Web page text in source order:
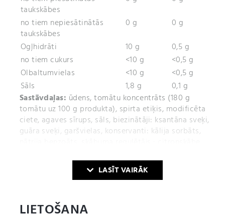
taukskābes
no tiem nepiesātinātās
taukskābes
0 g
0 g
Ogļhidrāti
10 g
0,5 g
no tiem cukurs
<10 g
<0,5 g
Olbaltumvielas
<10 g
<0,5 g
Sāls
1,8 g
0,1 g
Sastāvdaļas: ūdens, tomātu koncentrāts (180 g
tomātu uz 100 g produkta), spirta etiķis, modificēta
ciete, agaves sīrups, sāls, biezinātāji: ksantāna sveķi,
guāra sveķi, garšvielas, konservanti: kālija sorbāts,
Var saturēt pienu (ieskaitot laktozi), selerijas, sojas
LASĪT VAIRĀK
LIETOŠANA